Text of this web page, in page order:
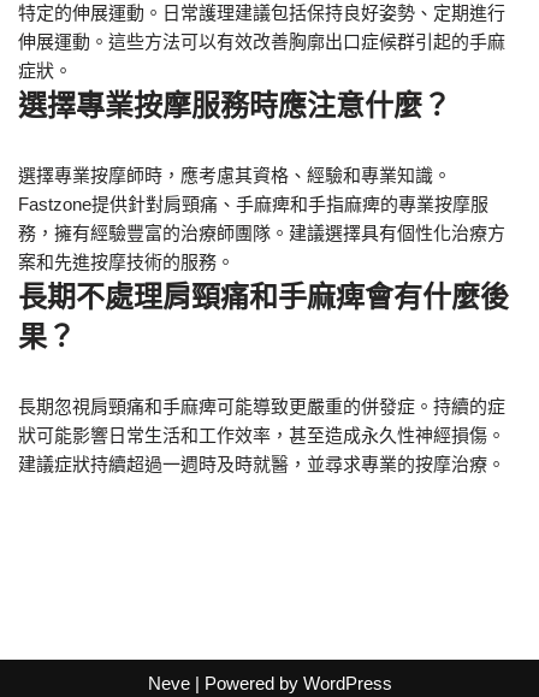
特定的伸展運動。日常護理建議包括保持良好姿勢、定期進行
伸展運動。這些方法可以有效改善胸廓出口症候群引起的手麻
症狀。
選擇專業按摩服務時應注意什麼？
選擇專業按摩師時，應考慮其資格、經驗和專業知識。
Fastzone提供針對肩頸痛、手麻痺和手指麻痺的專業按摩服
務，擁有經驗豐富的治療師團隊。建議選擇具有個性化治療方
案和先進按摩技術的服務。
長期不處理肩頸痛和手麻痺會有什麼後
果？
長期忽視肩頸痛和手麻痺可能導致更嚴重的併發症。持續的症
狀可能影響日常生活和工作效率，甚至造成永久性神經損傷。
建議症狀持續超過一週時及時就醫，並尋求專業的按摩治療。
Neve| Powered by WordPress